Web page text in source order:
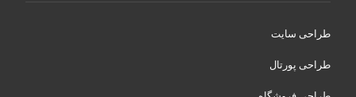
طراحی سایت
طراحی پورتال